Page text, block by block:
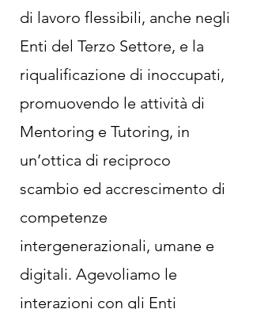
di lavoro flessibili, anche negli
Enti del Terzo Settore, e la
riqualificazione di inoccupati,
promuovendo le attività di
Mentoring e Tutoring, in
un’ottica di reciproco
scambio ed accrescimento di
competenze
intergenerazionali, umane e
digitali. Agevoliamo le
interazioni con gli Enti